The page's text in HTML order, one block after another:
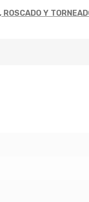
ROSCADO Y